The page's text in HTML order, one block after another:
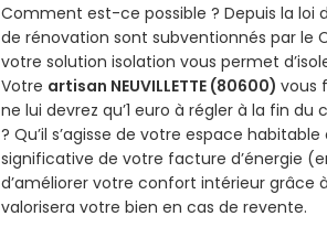
Comment est-ce possible ? Depuis la loi
de rénovation sont subventionnés par le
votre solution isolation vous permet
Votre artisan NEUVILLETTE (80600)vous
ne lui devrez qu’1 euro à régler à la fin du
? Qu’il s’agisse de votre espace
significative de votre facture d’énergie
d’améliorer votre confort intérieur grâce
valorisera votre bien en cas de revente.